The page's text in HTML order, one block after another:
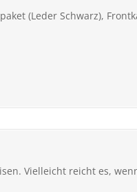
(Leder Schwarz),
Vielleicht reicht es,